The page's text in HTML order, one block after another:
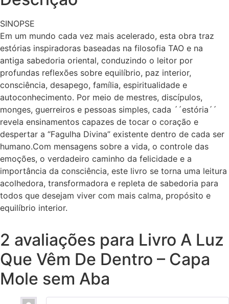
SINOPSE
Em um mundo cada vez mais acelerado, esta obra traz
estórias inspiradoras baseadas na filosofia TAO e na
antiga sabedoria oriental, conduzindo o leitor por
profundas reflexões sobre equilíbrio, paz interior,
consciência, desapego, família, espiritualidade e
autoconhecimento. Por meio de mestres, discípulos,
monges, guerreiros e pessoas simples, cada ´´estória´´
revela ensinamentos capazes de tocar o coração e
despertar a “Fagulha Divina” existente dentro de cada ser
humano.Com mensagens sobre a vida, o controle das
emoções, o verdadeiro caminho da felicidade e a
importância da consciência, este livro se torna uma leitura
acolhedora, transformadora e repleta de sabedoria para
todos que desejam viver com mais calma, propósito e
equilíbrio interior.
2 avaliações para Livro A Luz
Que Vêm De Dentro – Capa
Mole sem Aba